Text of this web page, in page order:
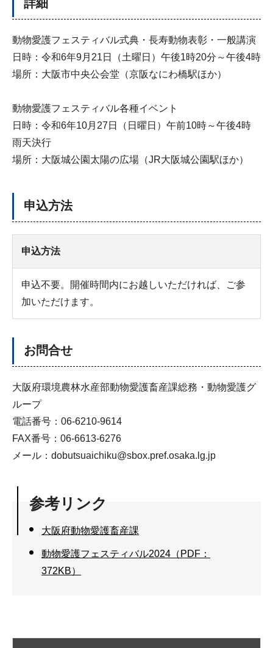
詳細
動物愛護フェスティバル式典・長寿動物表彰・一般講演
日時：令和6年9月21日（土曜日）午後1時20分～午後4時
場所：大阪市中央公会堂（京阪なにわ橋駅ほか）
動物愛護フェスティバル各種イベント
日時：令和6年10月27日（日曜日）午前10時～午後4時
雨天決行
場所：大阪城公園太陽の広場（JR大阪城公園駅ほか）
申込方法
申込方法
申込不要。開催時間内にお越しいただければ、ご参
加いただけます。
お問合せ
大阪府環境農林水産部動物愛護畜産課総務・動物愛護グ
ループ
電話番号：06-6210-9614
FAX番号：06-6613-6276
メール：dobutsuaichiku@sbox.pref.osaka.lg.jp
参考リンク
大阪府動物愛護畜産課
動物愛護フェスティバル2024（PDF：
372KB）